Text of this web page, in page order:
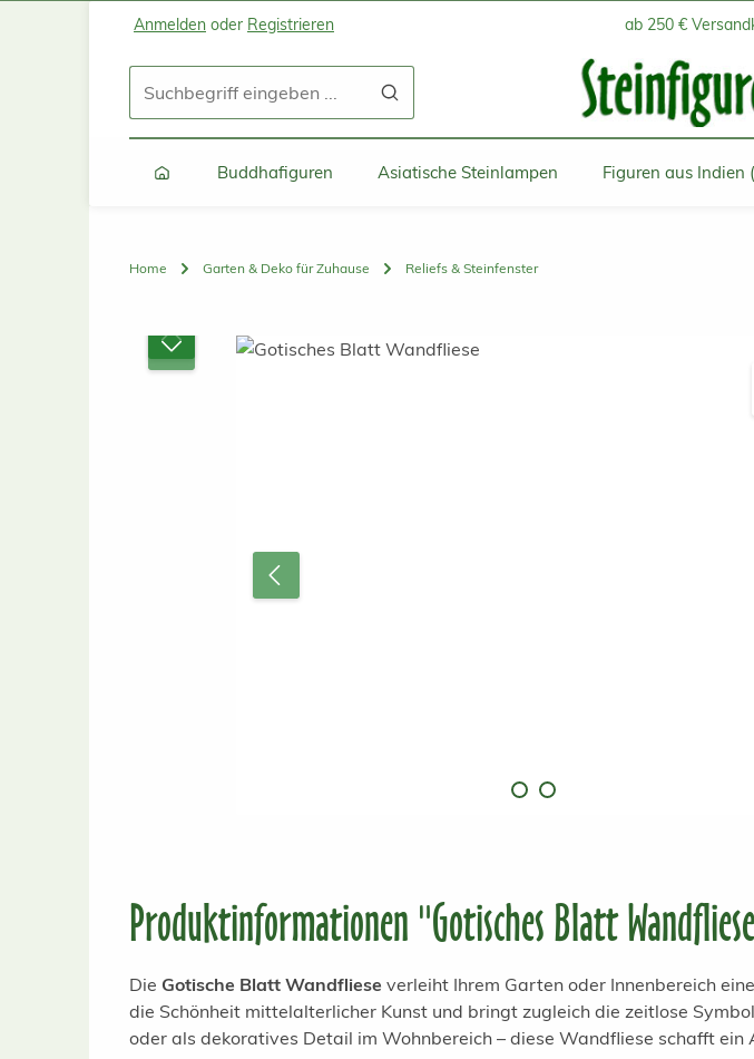
Zum Hauptinhalt springen
Zur Suche springen
Zur Hauptnavigation springen
Anmelden oder Registrieren ab 250 €
Buddhafiguren Asiatische Steinlampen Figuren aus Indien
Home Garten & Deko für Zuhause Reliefs & Steinfenster
Bildergalerie überspringen
Produktinformationen "Gotisches Blatt
Die Gotische Blatt Wandfliese verleiht Ihrem Garten oder Innenbereich
die Schönheit mittelalterlicher Kunst und bringt zugleich die zeitlose
oder als dekoratives Detail im Wohnbereich – diese Wandfliese schafft